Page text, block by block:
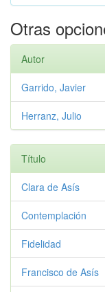
Otras
Autor
Garrido, Javier
Herranz, Julio
Título
Clara de Asís
Contemplación
Fidelidad
Francisco de Asís